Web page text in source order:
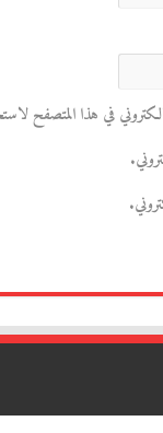
في هذا المتصفح